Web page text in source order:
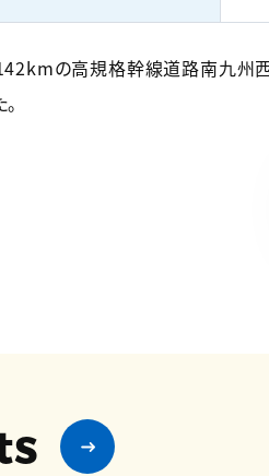
の高規格幹線道路南九州